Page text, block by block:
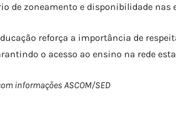
de zoneamento e disponibilidade nas
reforça a importância de
o acesso ao ensino na rede
informações ASCOM/SED